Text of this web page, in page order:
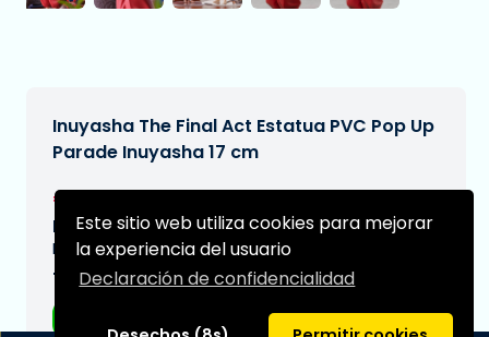
Este sitio web utiliza cookies para mejorar
la experiencia del usuario
Declaración de confidencialidad
Inuyasha The Final Act Estatua PVC Pop Up
Parade Inuyasha 17 cm
€42,99
Fecha de entrega prevista:
N/A
Tipo: